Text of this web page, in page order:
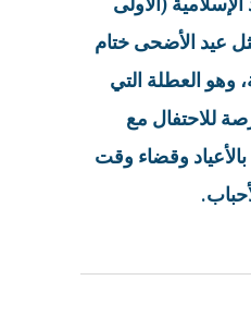
عيد الأضحى ختام
وهو العطلة التي
للاحتفال مع
وقضاء وقت